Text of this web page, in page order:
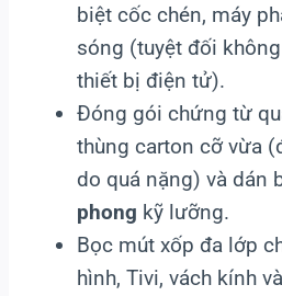
biệt cốc chén, máy
sóng (tuyệt đối
thiết bị điện tử).
Đóng gói chứng từ
thùng carton cỡ vừa
do quá nặng) và dán
phong kỹ lưỡng.
Bọc mút xốp đa lớp
hình, Tivi, vách kính